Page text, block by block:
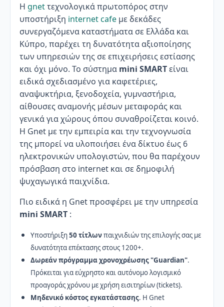
Η gnetτεχνολογικά πρωτοπόρος στην
υποστήριξη internet cafe με δεκάδες
συνεργαζόμενα καταστήματα σε Ελλάδα και
Κύπρο, παρέχει τη δυνατότητα αξιοποίησης
των υπηρεσιών της σε επιχειρήσεις εστίασης
και όχι μόνο. Το σύστημα mini SMARTείναι
ειδικά σχεδιασμένο για καφετέριες,
αναψυκτήρια, ξενοδοχεία, γυμναστήρια,
αίθουσες αναμονής μέσων μεταφοράς και
γενικά για χώρους όπου συναθροίζεται κοινό.
Η Gnet με την εμπειρία και την τεχνογνωσία
της μπορεί να υλοποιήσει ένα δίκτυο έως 6
ηλεκτρονικών υπολογιστών, που θα παρέχουν
πρόσβαση στο internet και σε δημοφιλή
ψυχαγωγικά παιχνίδια.
Πιο ειδικά η Gnet προσφέρει με την υπηρεσία
mini SMART :
Υποστήριξη50 τίτλωνπαιχνιδιών της επιλογής σας με
δυνατότητα επέκτασης στους 1200+.
Δωρεάν πρόγραμμα χρονοχρέωσης "Guardian".
Πρόκειται για εύχρηστο και αυτόνομο λογισμικό
προαγοράς χρόνου με χρήση εισιτηρίων (tickets).
Μηδενικό κόστος εγκατάστασης. Η Gnet